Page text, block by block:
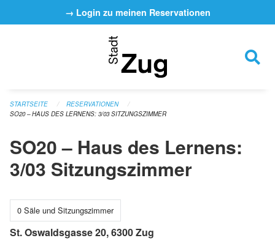
Navigation überspringen→ Login zu meinen Reservationen
STARTSEITE
RESERVATIONEN
SO20 – HAUS DES LERNENS: 3/03 SITZUNGSZIMMER
SO20 – Haus des Lernens:
3/03 Sitzungszimmer
0 Säle und Sitzungszimmer
St. Oswaldsgasse 20, 6300 Zug